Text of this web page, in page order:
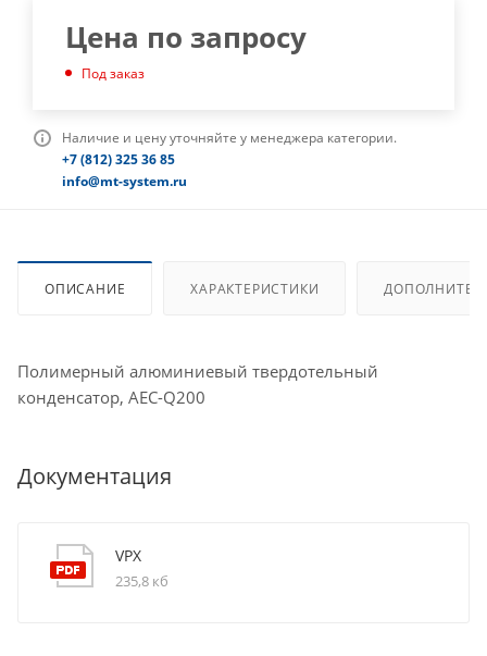
Цена по запросу
Под заказ
Наличие и цену уточняйте у менеджера категории.
+7 (812) 325 36 85
info@mt-system.ru
ОПИСАНИЕ ХАРАКТЕРИСТИКИ
Полимерный алюминиевый твердотельный
конденсатор, AEC-Q200
Документация
VPX
235,8 кб